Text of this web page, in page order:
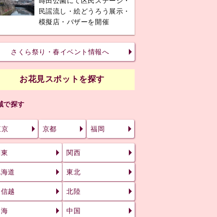
民謡流し・絵どうろう展示・
模擬店・バザーを開催
さくら祭り・春イベント情報へ
お花見スポットを探す
で探す
京 京都 福岡
関西
道 東北
越 北陸
中国